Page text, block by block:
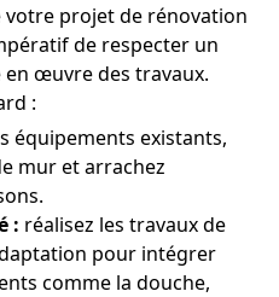
votre projet de rénovation
de respecter un
œuvre des travaux.
:
équipements existants,
mur et arrachez
: réalisez les travaux de
pour intégrer
comme la douche,